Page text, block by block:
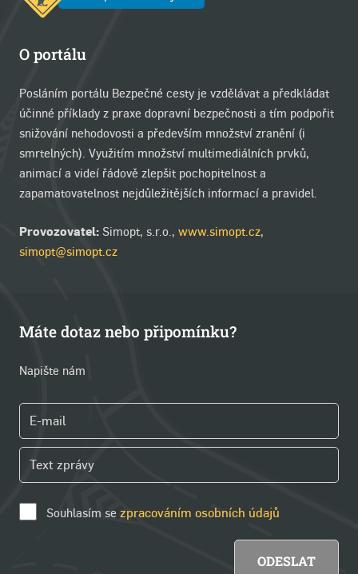
O portálu
Posláním portálu Bezpečné cesty je vzdělávat a předkládat
účinné příklady z praxe dopravní bezpečnosti a tím podpořit
snižování nehodovosti a především množství zranění (i
smrtelných). Využitím množství multimediálních prvků,
animací a videí řádově zlepšit pochopitelnost a
zapamatovatelnost nejdůležitějších informací a pravidel.
Provozovatel: Simopt, s.r.o., www.simopt.cz,
simopt@simopt.cz
Máte dotaz nebo připomínku?
Napište nám
Souhlasím se zpracováním osobních údajů